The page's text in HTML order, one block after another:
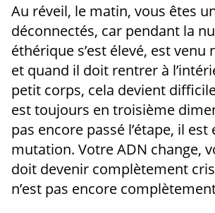
Au réveil, le matin, vous êtes
déconnectés, car pendant la
éthérique s’est élevé, est
et quand il doit rentrer à
petit corps, cela devient
est toujours en troisième
pas encore passé l’étape, il est
mutation. Votre ADN change,
doit devenir complètement
n’est pas encore